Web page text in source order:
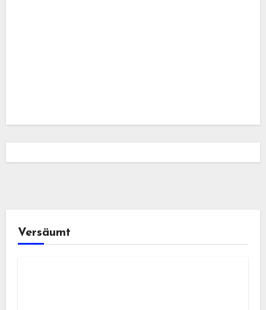
Versäumt